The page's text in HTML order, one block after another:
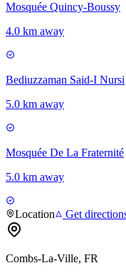
Mosquée Quincy-Boussy
4.0 km away
Bediuzzaman Said-I Nursi
5.0 km away
Mosquée De La Fraternité
5.0 km away
Location Get
Combs-La-Ville, FR